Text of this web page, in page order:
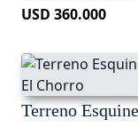
USD 360.000
Terreno